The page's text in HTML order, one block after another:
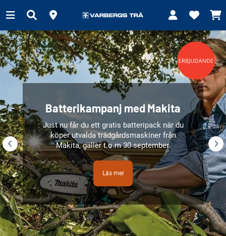
Batterikampanj med Makita
Just nu får du ett gratis batteripack när du
köper utvalda trädgårdsmaskiner från
Makita, gäller t.o.m 30 september.
Läs mer